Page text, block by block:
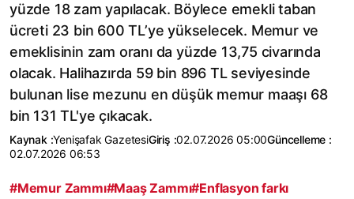
yüzde 18 zam yapılacak. Böylece emekli taban
ücreti 23 bin 600 TL’ye yükselecek. Memur ve
emeklisinin zam oranı da yüzde 13,75 civarında
olacak. Halihazırda 59 bin 896 TL seviyesinde
bulunan lise mezunu en düşük memur maaşı 68
bin 131 TL'ye çıkacak.
Kaynak :Yenişafak GazetesiGiriş :02.07.2026 05:00Güncelleme :
02.07.2026 06:53
#Memur Zammı#Maaş Zammı#Enflasyon farkı